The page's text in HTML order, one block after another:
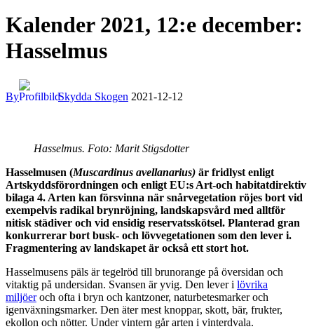
Kalender 2021, 12:e december:
Hasselmus
By Skydda Skogen 2021-12-12
Hasselmus. Foto: Marit Stigsdotter
Hasselmusen (Muscardinus avellanarius) är fridlyst enligt
Artskyddsförordningen och enligt EU:s Art-och habitatdirektiv
bilaga 4. Arten kan försvinna när snårvegetation röjes bort vid
exempelvis radikal brynröjning, landskapsvård med alltför
nitisk städiver och vid ensidig reservatsskötsel. Planterad gran
konkurrerar bort busk- och lövvegetationen som den lever i.
Fragmentering av landskapet är också ett stort hot.
Hasselmusens päls är tegelröd till brunorange på översidan och
vitaktig på undersidan. Svansen är yvig. Den lever i lövrika
miljöeroch ofta i bryn och kantzoner, naturbetesmarker och
igenväxningsmarker. Den äter mest knoppar, skott, bär, frukter,
ekollon och nötter. Under vintern går arten i vinterdvala.